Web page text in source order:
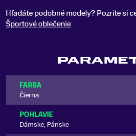
Hľadáte podobné modely? Pozrite si
Športové oblečenie
FARBA
Čierna
POHLAVIE
Dámske, Pánske